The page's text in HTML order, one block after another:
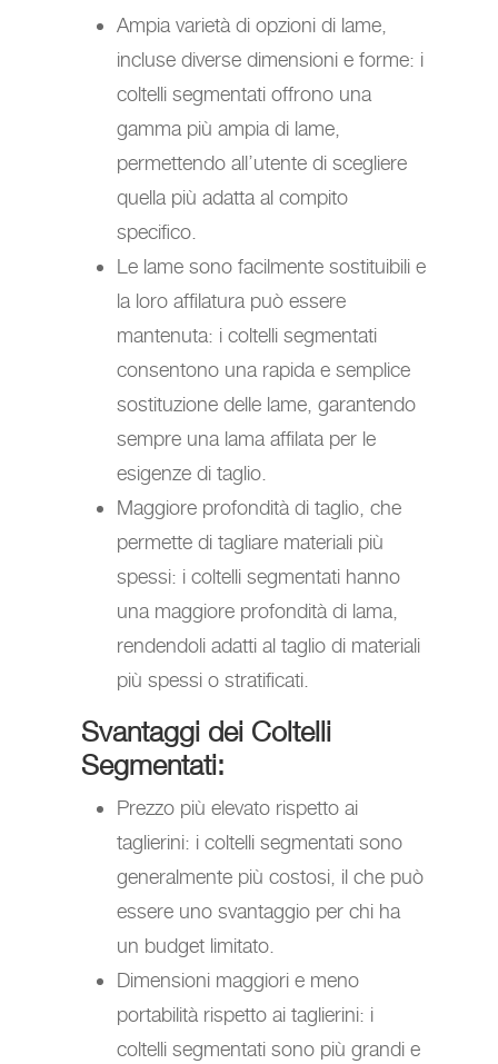
Ampia varietà di opzioni di lame,
incluse diverse dimensioni e forme: i
coltelli segmentati offrono una
gamma più ampia di lame,
permettendo all’utente di scegliere
quella più adatta al compito
specifico.
Le lame sono facilmente sostituibili e
la loro affilatura può essere
mantenuta: i coltelli segmentati
consentono una rapida e semplice
sostituzione delle lame, garantendo
sempre una lama affilata per le
esigenze di taglio.
Maggiore profondità di taglio, che
permette di tagliare materiali più
spessi: i coltelli segmentati hanno
una maggiore profondità di lama,
rendendoli adatti al taglio di materiali
più spessi o stratificati.
Svantaggi dei Coltelli
Segmentati:
Prezzo più elevato rispetto ai
taglierini: i coltelli segmentati sono
generalmente più costosi, il che può
essere uno svantaggio per chi ha
un budget limitato.
Dimensioni maggiori e meno
portabilità rispetto ai taglierini: i
coltelli segmentati sono più grandi e